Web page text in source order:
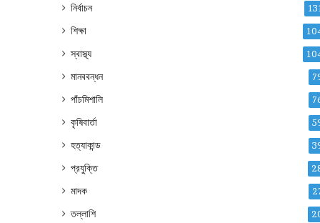
নির্বাচন 131
শিক্ষা
স্বাস্থ্য
মানববন্ধন
পাঁচমিশালি
কৃষিবার্তা
হত্যাকান্ড
প্রযুক্তি
মাদক
তল্লাশি